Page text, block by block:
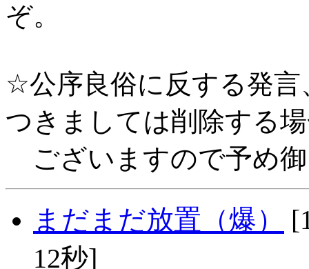
ぞ。
☆公序良俗に反する発
つきましては削除する
ございますので予め
まだまだ放置（爆）
12秒]